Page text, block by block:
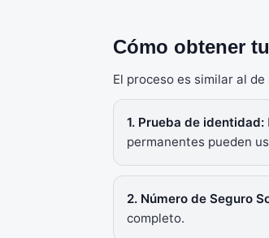
Cómo obtener
El proceso es similar al
1. Prueba de identidad:
permanentes pueden
2. Número de Seguro
completo.